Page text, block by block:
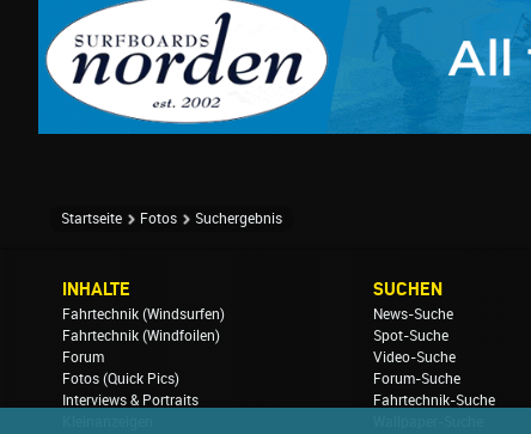
Startseite Fotos Suchergebnis
INHALTE
Fahrtechnik (Windsurfen)
Fahrtechnik (Windfoilen)
Forum
Fotos (Quick Pics)
Interviews & Portraits
SUCHEN
News-Suche
Spot-Suche
Video-Suche
Forum-Suche
Fahrtechnik-Suche